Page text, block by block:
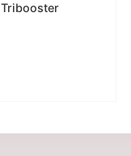
Tribooster